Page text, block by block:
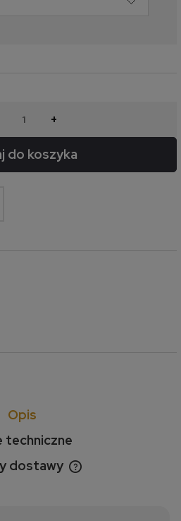
+
do koszyka
Opis
techniczne
dostawy
kosztów płatności